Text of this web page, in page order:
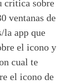
crítica sobre
ventanas de
la app que
el icono y
cual te
el icono de